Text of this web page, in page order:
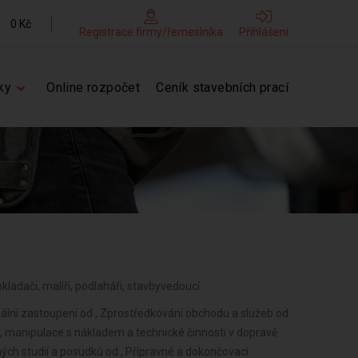
0 Kč
Registrace firmy/řemeslníka Přihlášení
Online rozpočet Ceník stavebních prací
malíři, podlaháři, stavbyvedoucí
zastoupení od , Zprostředkování obchodu a služeb od
s nákladem a technické činnosti v dopravě
studií a posudků od , Přípravné a dokončovací